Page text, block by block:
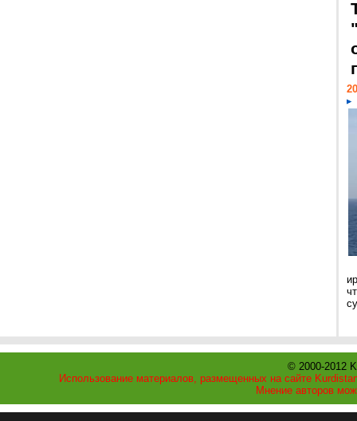
© 2000-2012
Использование материалов, размещенных на сайте
Мнение авторов